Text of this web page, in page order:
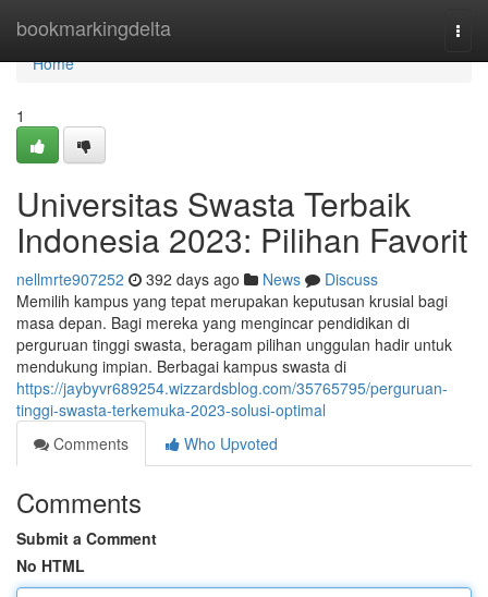
bookmarkingdelta
Home
Home
1
Universitas Swasta Terbaik
Indonesia 2023: Pilihan Favorit
nellmrte907252 392 days ago News
Discuss
Memilih kampus yang tepat merupakan keputusan krusial bagi
masa depan. Bagi mereka yang mengincar pendidikan di
perguruan tinggi swasta, beragam pilihan unggulan hadir untuk
mendukung impian. Berbagai kampus swasta di
https://jaybyvr689254.wizzardsblog.com/35765795/perguruan-
tinggi-swasta-terkemuka-2023-solusi-optimal
Comments
Who Upvoted
Comments
Submit a Comment
No HTML